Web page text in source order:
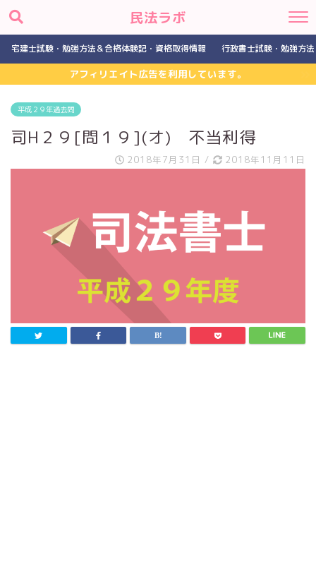
民法ラボ
宅建士試験・勉強方法＆合格体験記・資格取得情報 行政書士試験・勉強方
アフィリエイト広告を利用しています。
平成２９年過去問
司H２９[問１９](オ) 不当利得
2018年7月31日 / 2018年11月11日